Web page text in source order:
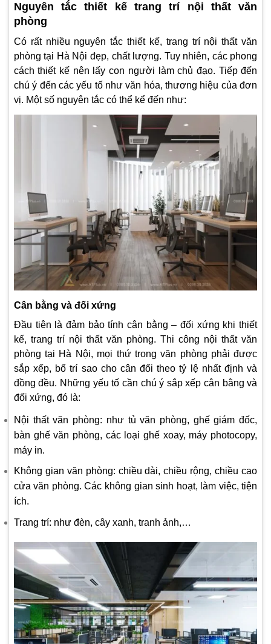
Nguyên tắc thiết kế trang trí nội thất văn
phòng
Có rất nhiều nguyên tắc thiết kế, trang trí nội thất văn
phòng tại Hà Nội đẹp, chất lượng. Tuy nhiên, các phong
cách thiết kế nên lấy con người làm chủ đạo. Tiếp đến
chú ý đến các yếu tố như văn hóa, thương hiệu của đơn
vị. Một số nguyên tắc có thể kể đến như:
Cân bằng và đối xứng
Đầu tiên là đảm bảo tính cân bằng – đối xứng khi thiết
kế, trang trí nội thất văn phòng. Thi công nội thất văn
phòng tại Hà Nội, mọi thứ trong văn phòng phải được
sắp xếp, bố trí sao cho cân đối theo tỷ lệ nhất định và
đồng đều. Những yếu tố cần chú ý sắp xếp cân bằng và
đối xứng, đó là:
Nội thất văn phòng: như tủ văn phòng, ghế giám đốc,
bàn ghế văn phòng, các loại ghế xoay, máy photocopy,
máy in.
Không gian văn phòng: chiều dài, chiều rộng, chiều cao
cửa văn phòng. Các không gian sinh hoạt, làm việc, tiện
ích.
Trang trí: như đèn, cây xanh, tranh ảnh,…